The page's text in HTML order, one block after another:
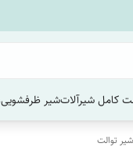
کامل شیرآلاتشیر ظرفشویی
شیر توالت